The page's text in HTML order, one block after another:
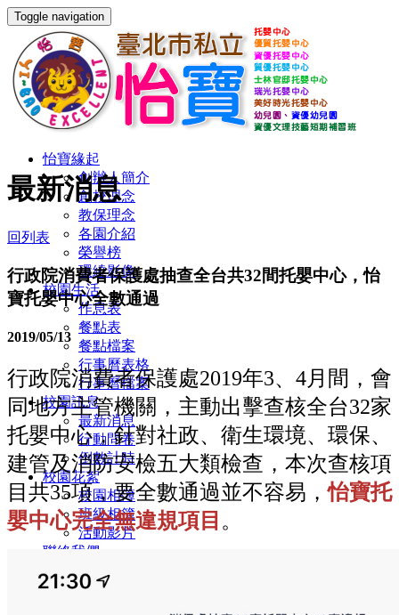
Toggle navigation
怡寶緣起
創辦人簡介
創校理念
教保理念
各園介紹
榮譽榜
環繞影像
校園生活
作息表
餐點表
餐點檔案
行事曆表格
行事曆檔案
校園訊息
最新消息
行動問卷
倒數計時
校園花絮
校園相簿
班級相簿
活動影片
聯絡我們
校園資料
好站報報
最新消息
回列表
行政院消費者保護處抽查全台共32間托嬰中心，怡
寶托嬰中心全數通過
2019/05/13
行政院消費者保護處2019年3、4月間，會
同地方主管機關，主動出擊查核全台32家
托嬰中心，針對社政、衛生環境、環保、
建管及消防安檢五大類檢查，本次查核項
目共35項，要全數通過並不容易，怡寶托
嬰中心完全無違規項目 。